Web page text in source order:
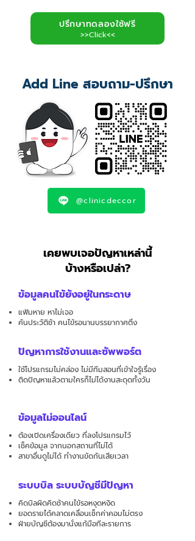
ปรึกษาทดลองใช้ฟรี
>>Click<<
Add Line สอบถาม-ปรึกษา
@clinicdeccor
เคยพบเจอปัญหาเหล่านี้
บ้างหรือเปล่า?
ข้อมูลคนไข้ยังอยู่ในกระดาษ
แฟ้มหาย หาไม่เจอ
ค้นประวัติช้า คนไข้รอนานบรรยากาศตึง
ปัญหาการใช้งานและซัพพอร์ต
ใช้โปรแกรมไม่คล่อง ไม่มีทีมสอนที่เข้าใจรู้เรื่อง
ติดปัญหาแล้วตามใครก็ไม่ได้งานสะดุดทั้งวัน
ข้อมูลไม่ออนไลน์
ต้องเปิดเครื่องเดียว ที่ลงโปรแกรมไว้
เช็คข้อมูล จากนอกสถานที่ไม่ได้
สาขาอื่นดูไม่ได้ ทำงานขัดกันเสียเวลา
ระบบบิล ระบบบัญชีมีปัญหา
คิดบิลผิดคิดช้าคนไข้รอหงุดหงิด
ยอดรายได้คลาดเคลื่อนเช็กค่าคอมไม่ตรง
ฝ่ายบัญชีต้องมานั่งแก้มือทีละรายการ